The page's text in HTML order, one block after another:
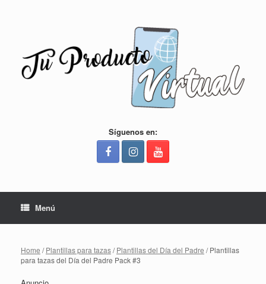
Síguenos en:
Menú
Home /Plantillas para tazas/Plantillas del Día del Padre / Plantillas
para tazas del Día del Padre Pack #3